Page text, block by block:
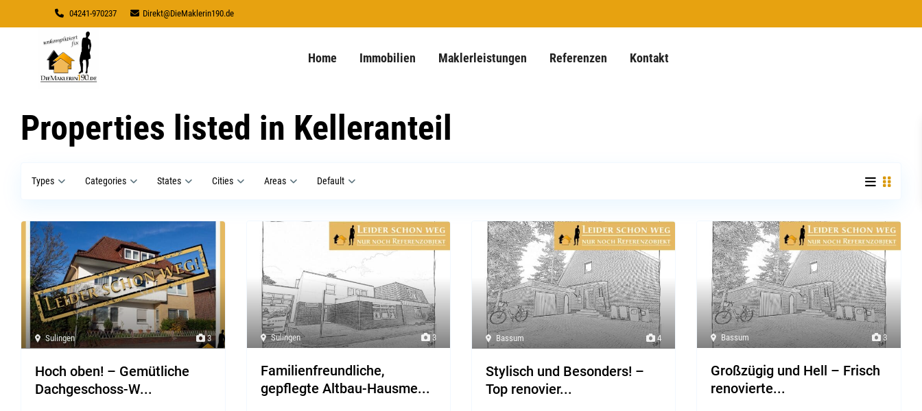
04241-970237 Direkt@DieMaklerin190.de
Home Immobilien Maklerleistungen Referenzen Kontakt
Properties listed in Kelleranteil
Types Categories States Cities Areas Default
3
Sulingen
Hoch oben! – Gemütliche
Dachgeschoss-W...
3
Sulingen
Familienfreundliche,
gepflegte Altbau-Hausme...
4
Bassum
Stylisch und Besonders! –
Top renovier...
3
Bassum
Großzügig und Hell – Frisch
renovierte...